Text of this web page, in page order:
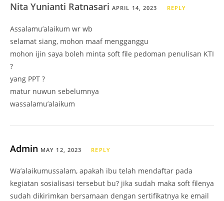
Nita Yunianti Ratnasari APRIL 14, 2023 REPLY
Assalamu’alaikum wr wb
selamat siang, mohon maaf mengganggu
mohon ijin saya boleh minta soft file pedoman penulisan KTI
?
yang PPT ?
matur nuwun sebelumnya
wassalamu’alaikum
Admin MAY 12, 2023 REPLY
Wa’alaikumussalam, apakah ibu telah mendaftar pada
kegiatan sosialisasi tersebut bu? jika sudah maka soft filenya
sudah dikirimkan bersamaan dengan sertifikatnya ke email